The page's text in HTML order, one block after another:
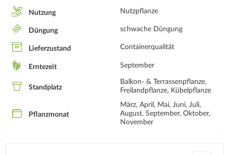
Nutzung Nutzpflanze
Düngung schwache Düngung
Lieferzustand Containerqualität
Erntezeit September
Standplatz
Balkon- & Terrassenpflanze,
Freilandpflanze, Kübelpflanze
Pflanzmonat
März, April, Mai, Juni, Juli,
August, September, Oktober,
November